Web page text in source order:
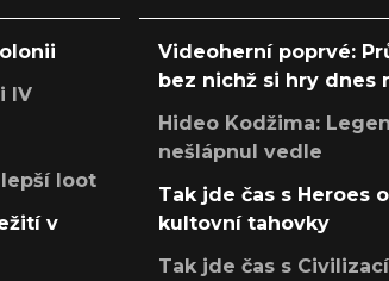
IV
loot
v
Videoherní poprvé:
bez nichž si hry dnes
Hideo Kodžima:
nešlápnul vedle
Tak jde čas s Heroes
kultovní tahovky
Tak jde čas s